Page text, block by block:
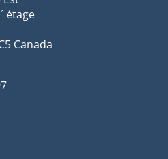
étage
Canada